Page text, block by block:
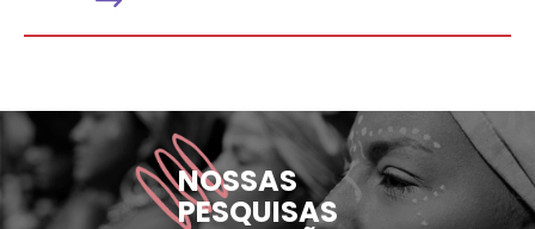
NOSSAS
PESQUISAS